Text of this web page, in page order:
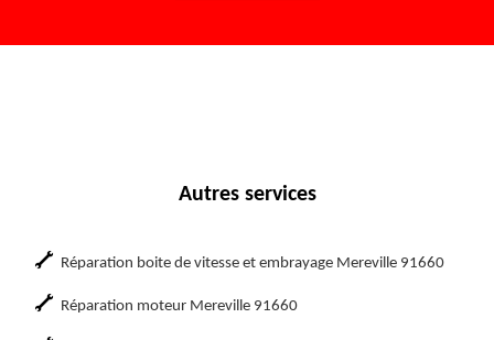
Autres services
Réparation boite de vitesse et embrayage Mereville 91660
Réparation moteur Mereville 91660